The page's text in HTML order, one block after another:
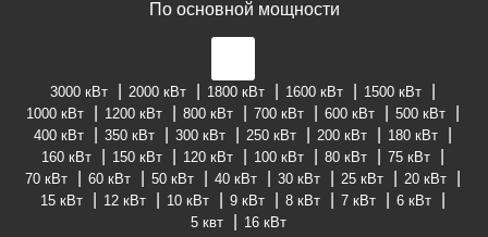
По основной мощности
3000 кВт 2000 кВт 1800 кВт 1600 кВт
1500 кВт
1000 кВт
1200 кВт 800 кВт 700 кВт 600 кВт
500 кВт
400 кВт
350 кВт 300 кВт 250 кВт 200 кВт
180 кВт
160 кВт
150 кВт 120 кВт 100 кВт 80 кВт
75 кВт
70 кВт
60 кВт 50 кВт 40 кВт 30 кВт 25 кВт
20 кВт
15 кВт
12 кВт 10 кВт 9 кВт 8 кВт 7 кВт
6 кВт
5 квт
16 кВт